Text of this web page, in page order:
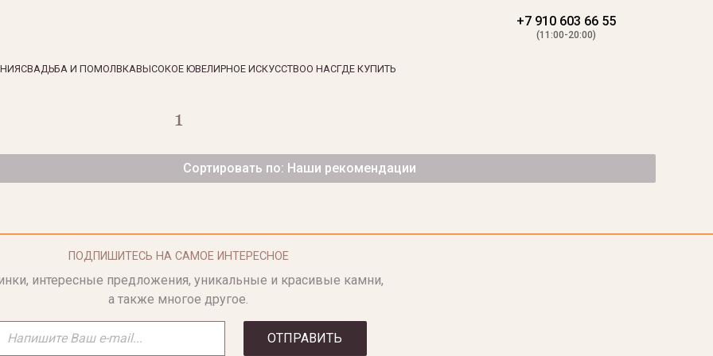
+7 910 603 66 55
(11:00-20:00)
СВАДЬБА И ПОМОЛВКАВЫСОКОЕ ЮВЕЛИРНОЕ ИСКУССТВОО НАСГДЕ КУПИТЬ
1
Сортировать по: Наши рекомендации
ПОДПИШИТЕСЬ НА САМОЕ ИНТЕРЕСНОЕ
интересные предложения, уникальные и красивые камни,
а также многое другое.
ОТПРАВИТЬ